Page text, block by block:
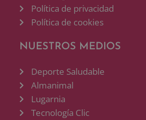
Política de privacidad
Política de cookies
NUESTROS MEDIOS
Deporte Saludable
Almanimal
Lugarnia
Tecnología Clic